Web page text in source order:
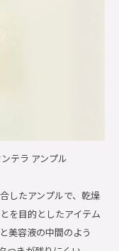
テラ アンプル
したアンプルで、乾燥
を目的としたアイテム
美容液の中間のよう